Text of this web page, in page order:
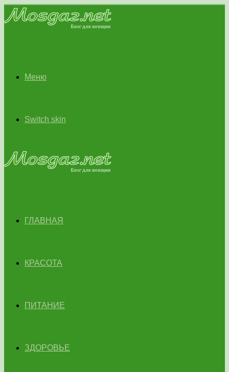
Меню
Switch skin
ГЛАВНАЯ
КРАСОТА
ПИТАНИЕ
ЗДОРОВЬЕ